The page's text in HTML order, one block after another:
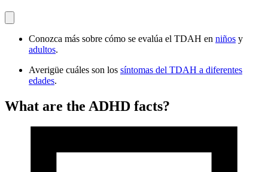
Conozca más sobre cómo se evalúa el TDAH en niños y
adultos.
Averigüe cuáles son los síntomas del TDAH a diferentes
edades.
What are the ADHD facts?